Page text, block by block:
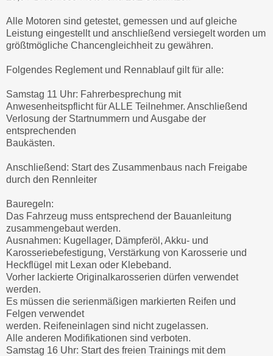
Alle Motoren sind getestet, gemessen und auf gleiche
Leistung eingestellt und anschließend versiegelt worden um
größtmögliche Chancengleichheit zu gewähren.
Folgendes Reglement und Rennablauf gilt für alle:
Samstag 11 Uhr: Fahrerbesprechung mit
Anwesenheitspflicht für ALLE Teilnehmer. Anschließend
Verlosung der Startnummern und Ausgabe der
entsprechenden
Baukästen.
Anschließend: Start des Zusammenbaus nach Freigabe
durch den Rennleiter
Bauregeln:
Das Fahrzeug muss entsprechend der Bauanleitung
zusammengebaut werden.
Ausnahmen: Kugellager, Dämpferöl, Akku- und
Karosseriebefestigung, Verstärkung von Karosserie und
Heckflügel mit Lexan oder Klebeband.
Vorher lackierte Originalkarosserien dürfen verwendet
werden.
Es müssen die serienmäßigen markierten Reifen und
Felgen verwendet
werden. Reifeneinlagen sind nicht zugelassen.
Alle anderen Modifikationen sind verboten.
Samstag 16 Uhr: Start des freien Trainings mit dem